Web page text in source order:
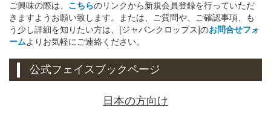
ご興味の際は、 こちらのリンクから新規会員登録を行っていただ
きますようお願い致します。または、ご質問や、ご確認事項、も
う少し詳細を知りたい方は、[ジャパンクロップス]のお問合せフォ
ームよりお気軽にご連絡ください。
公式フェイスブックページ
日本の方向け